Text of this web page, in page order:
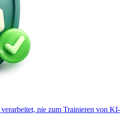
nie zum Trainieren von KI-